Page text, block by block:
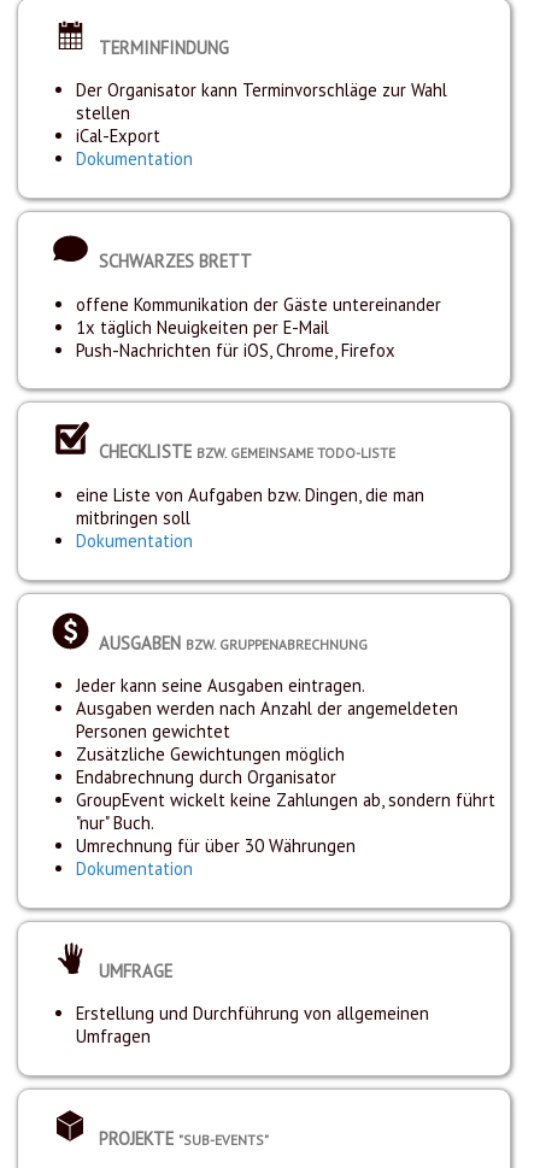
TERMINFINDUNG
Der Organisator kann Terminvorschläge zur Wahl
stellen
iCal-Export
Dokumentation
SCHWARZES BRETT
offene Kommunikation der Gäste untereinander
1x täglich Neuigkeiten per E-Mail
Push-Nachrichten für iOS, Chrome, Firefox
CHECKLISTE BZW. GEMEINSAME TODO-LISTE
eine Liste von Aufgaben bzw. Dingen, die man
mitbringen soll
Dokumentation
AUSGABEN BZW. GRUPPENABRECHNUNG
Jeder kann seine Ausgaben eintragen.
Ausgaben werden nach Anzahl der angemeldeten
Personen gewichtet
Zusätzliche Gewichtungen möglich
Endabrechnung durch Organisator
GroupEvent wickelt keine Zahlungen ab, sondern führt
"nur" Buch.
Umrechnung für über 30 Währungen
Dokumentation
UMFRAGE
Erstellung und Durchführung von allgemeinen
Umfragen
PROJEKTE "SUB-EVENTS"